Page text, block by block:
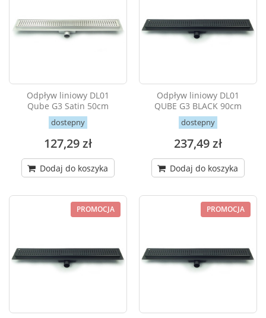
Odpływ liniowy DL01
Qube G3 Satin 50cm
dostepny
127,29 zł
Dodaj do koszyka
Odpływ liniowy DL01
QUBE G3 BLACK 90cm
dostepny
237,49 zł
Dodaj do koszyka
PROMOCJA PROMOCJA